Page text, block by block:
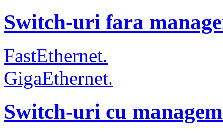
Switch-uri fara
FastEthernet.
GigaEthernet.
Switch-uri cu